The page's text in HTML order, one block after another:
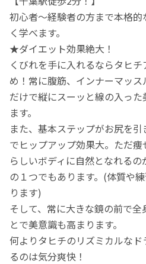
初心者〜経験者の方まで本格
く学べます。
★ダイエット効果絶大！
くびれを手に入れるならタヒ
め！常に腹筋、インナーマッ
だけで縦にスーッと線の入っ
ます。
また、基本ステップがお尻を
でヒップアップ効果大。ただ
らしいボディに自然となれる
の１つでもあります。(体質や
ります)
そして、常に大きな鏡の前で
とで美意識も高まります。
何よりタヒチのリズミカルな
るのは気分爽快！